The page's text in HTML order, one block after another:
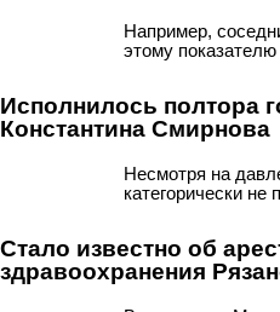
Например,
этому
Исполнилось полтора
Константина Смирнова
Несмотря на
категорически не
Стало известно об
здравоохранения